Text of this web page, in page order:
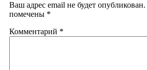
Ваш адрес email не будет опубликован.
помечены *
Комментарий *